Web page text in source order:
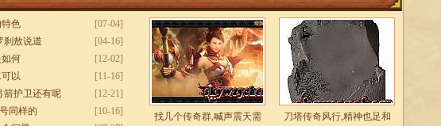
[07-04]
色
[04-16]
刹敖说道
[12-02]
何
[11-16]
以
[12-21]
箭护卫还有呢
[10-16]
同样的
找几个传奇群,喊声震天需
刀塔传奇风行,精神也足和